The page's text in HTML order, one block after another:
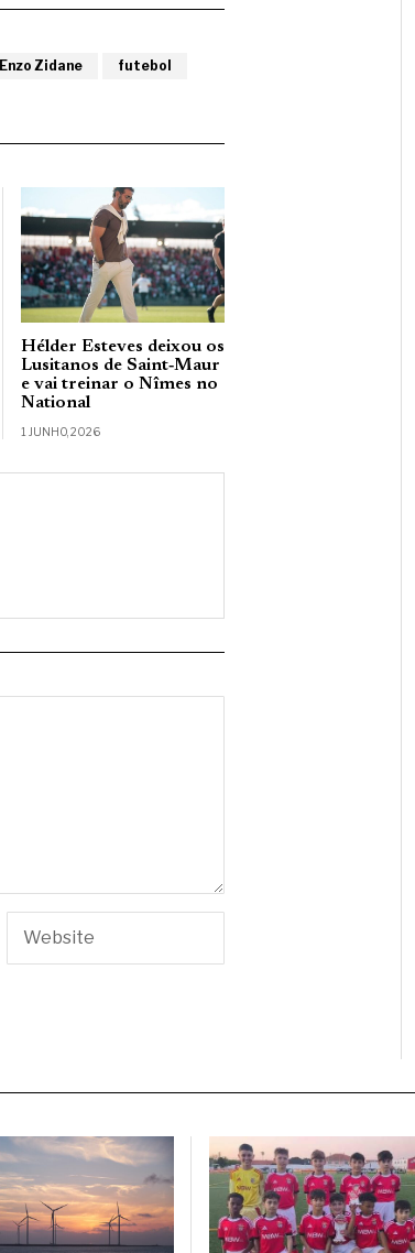
Enzo Zidane
futebol
Hélder Esteves deixou os
Lusitanos de Saint‑Maur
e vai treinar o Nîmes no
National
1 JUNHO, 2026